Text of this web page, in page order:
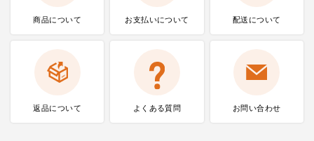
商品について お支払いについて 配送について
返品について よくある質問 お問い合わせ